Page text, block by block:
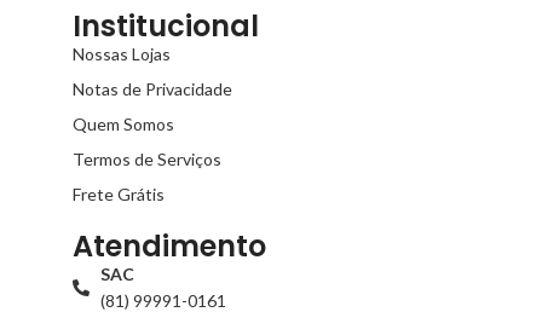
Institucional
Nossas Lojas
Notas de Privacidade
Quem Somos
Termos de Serviços
Frete Grátis
Atendimento
SAC
(81) 99991-0161